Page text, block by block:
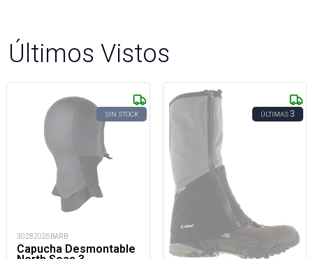
Últimos Vistos
SIN STOCK
30282026BARB
Capucha Desmontable
ÚLTIMAS3